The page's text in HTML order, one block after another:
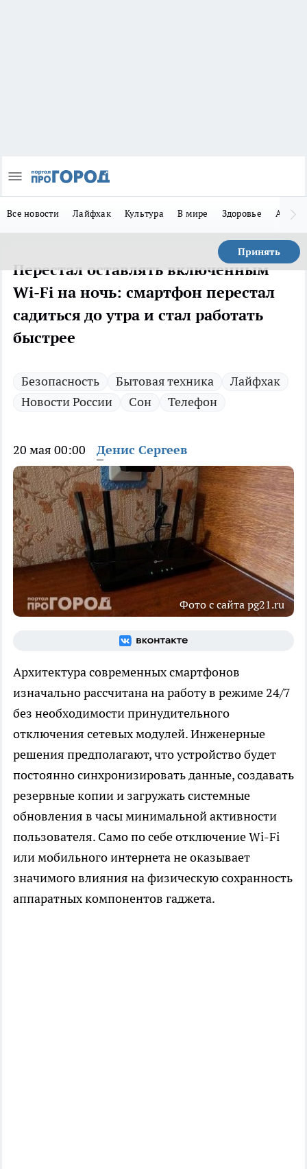
Все новости Лайфхак Культура В мире Здоровье Авто
Принять
Перестал оставлять включенным
Wi-Fi на ночь: смартфон перестал
садиться до утра и стал работать
быстрее
Безопасность Бытовая техника
Лайфхак
Новости России
Сон Телефон
20 мая 00:00 Денис Сергеев
Фото с сайта pg21.ru
Архитектура современных смартфонов
изначально рассчитана на работу в режиме 24/7
без необходимости принудительного
отключения сетевых модулей. Инженерные
решения предполагают, что устройство будет
постоянно синхронизировать данные, создавать
резервные копии и загружать системные
обновления в часы минимальной активности
пользователя. Само по себе отключение Wi-Fi
или мобильного интернета не оказывает
значимого влияния на физическую сохранность
аппаратных компонентов гаджета.